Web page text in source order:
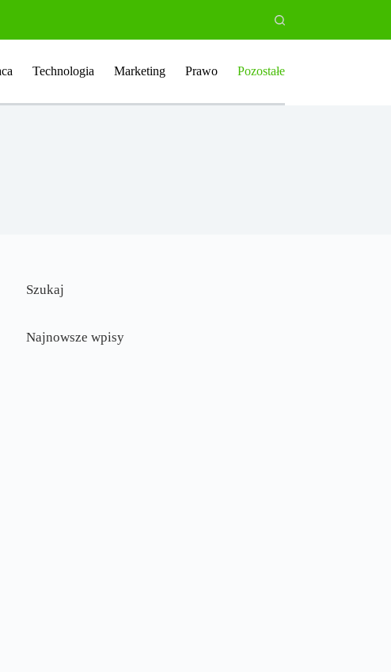
Technologia Marketing Prawo Pozostałe
Szukaj
Najnowsze wpisy